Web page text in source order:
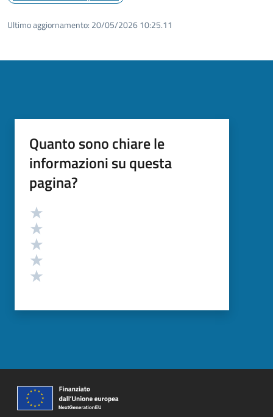
Ultimo aggiornamento: 20/05/2026 10:25.11
Quanto sono chiare le
informazioni su questa
pagina?
Valutazione